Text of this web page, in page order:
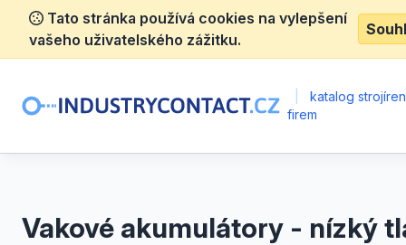
Tato stránka používá cookies na vylepšení
vašeho uživatelského zážitku.
katalog
firem
Vakové akumulátory - nízký